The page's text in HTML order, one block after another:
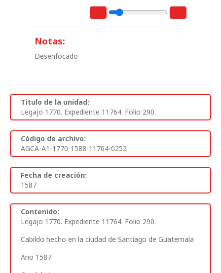
Notas:
Desenfocado
Titulo de la unidad:
Legajo 1770. Expediente 11764. Folio 290.
Código de archivo:
AGCA-A1-1770-1588-11764-0252
Fecha de creación:
1587
Contenido:
Legajo 1770. Expediente 11764. Folio 290.
Cabildo hecho en la ciudad de Santiago de Guatemala
Año 1587